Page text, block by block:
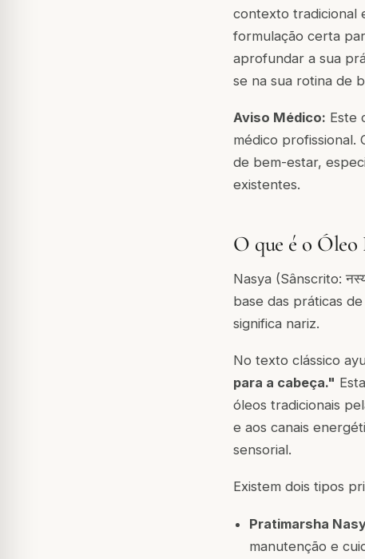
contexto tradicional
formulação certa
aprofundar a sua
se na sua rotina de
Aviso Médico: Este
médico profissional.
de bem-estar,
existentes.
O que é o Óleo
Nasya (Sânscrito:
base das práticas
significa nariz.
No texto clássico
para a cabeça."
óleos tradicionais
e aos canais
sensorial.
Existem dois tipos
Pratimarsha
manutenção e